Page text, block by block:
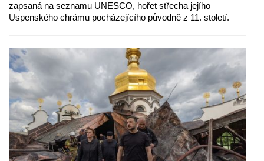
zapsaná na seznamu UNESCO, hořet střecha jejího
Uspenského chrámu pocházejícího původně z 11. století.